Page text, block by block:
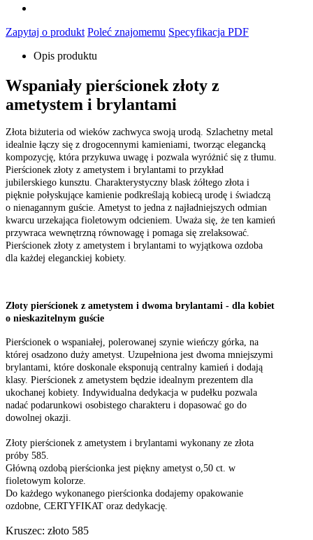
Zapytaj o produkt Poleć znajomemu Specyfikacja PDF
Opis produktu
Wspaniały pierścionek złoty z
ametystem i brylantami
Złota biżuteria od wieków zachwyca swoją urodą. Szlachetny metal
idealnie łączy się z drogocennymi kamieniami, tworząc elegancką
kompozycję, która przykuwa uwagę i pozwala wyróżnić się z tłumu.
Pierścionek złoty z ametystem i brylantami to przykład
jubilerskiego kunsztu. Charakterystyczny blask żółtego złota i
pięknie połyskujące kamienie podkreślają kobiecą urodę i świadczą
o nienagannym guście. Ametyst to jedna z najładniejszych odmian
kwarcu urzekająca fioletowym odcieniem. Uważa się, że ten kamień
przywraca wewnętrzną równowagę i pomaga się zrelaksować.
Pierścionek złoty z ametystem i brylantami to wyjątkowa ozdoba
dla każdej eleganckiej kobiety.
Złoty pierścionek z ametystem i dwoma brylantami - dla kobiet
o nieskazitelnym guście
Pierścionek o wspaniałej, polerowanej szynie wieńczy górka, na
której osadzono duży ametyst. Uzupełniona jest dwoma mniejszymi
brylantami, które doskonale eksponują centralny kamień i dodają
klasy. Pierścionek z ametystem będzie idealnym prezentem dla
ukochanej kobiety. Indywidualna dedykacja w pudełku pozwala
nadać podarunkowi osobistego charakteru i dopasować go do
dowolnej okazji.
Złoty pierścionek z ametystem i brylantami wykonany ze złota
próby 585.
Główną ozdobą pierścionka jest piękny ametyst o,50 ct. w
fioletowym kolorze.
Do każdego wykonanego pierścionka dodajemy opakowanie
ozdobne, CERTYFIKAT oraz dedykację.
Kruszec: złoto 585